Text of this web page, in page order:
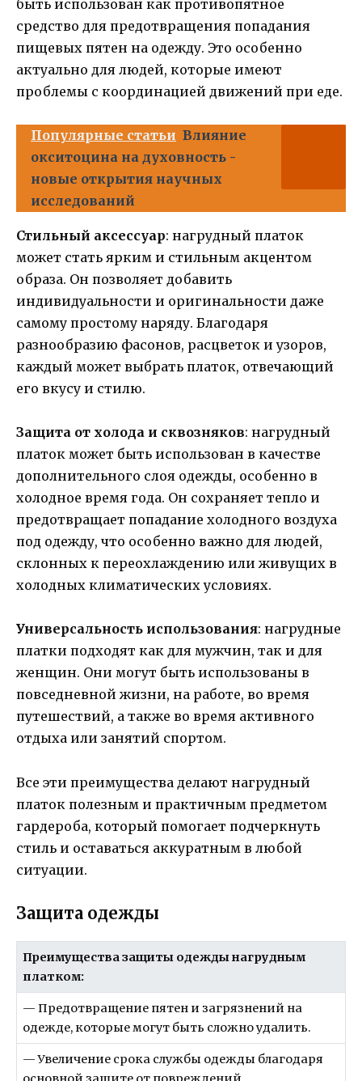
быть использован как противопятное
средство для предотвращения попадания
пищевых пятен на одежду. Это особенно
актуально для людей, которые имеют
проблемы с координацией движений при еде.
Популярные статьи Влияние
окситоцина на духовность -
новые открытия научных
исследований
Стильный аксессуар: нагрудный платок
может стать ярким и стильным акцентом
образа. Он позволяет добавить
индивидуальности и оригинальности даже
самому простому наряду. Благодаря
разнообразию фасонов, расцветок и узоров,
каждый может выбрать платок, отвечающий
его вкусу и стилю.
Защита от холода и сквозняков: нагрудный
платок может быть использован в качестве
дополнительного слоя одежды, особенно в
холодное время года. Он сохраняет тепло и
предотвращает попадание холодного воздуха
под одежду, что особенно важно для людей,
склонных к переохлаждению или живущих в
холодных климатических условиях.
Универсальность использования: нагрудные
платки подходят как для мужчин, так и для
женщин. Они могут быть использованы в
повседневной жизни, на работе, во время
путешествий, а также во время активного
отдыха или занятий спортом.
Все эти преимущества делают нагрудный
платок полезным и практичным предметом
гардероба, который помогает подчеркнуть
стиль и оставаться аккуратным в любой
ситуации.
Защита одежды
Преимущества защиты одежды нагрудным
платком:
— Предотвращение пятен и загрязнений на
одежде, которые могут быть сложно удалить.
— Увеличение срока службы одежды благодаря